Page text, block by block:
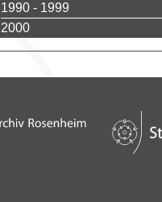
1990 - 1999
2000